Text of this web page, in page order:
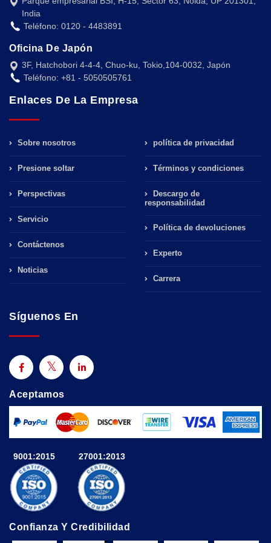
India
Teléfono: 0120 - 4483891
Oficina De Japón
3F, Hatchobori 4-4-4, Chuo-ku, Tokio,104-0032, Japón
Teléfono: +81 - 5050505761
Enlaces De La Empresa
Sobre nosotros
Presione soltar
Perspectivas
Servicio
Contáctenos
Noticias
política de privacidad
Términos y condiciones
Descargo de
responsabilidad
Política de devoluciones
Experto
Carrera
Síguenos En
Aceptamos
9001:2015 27001:2013
Confianza Y Credibilidad